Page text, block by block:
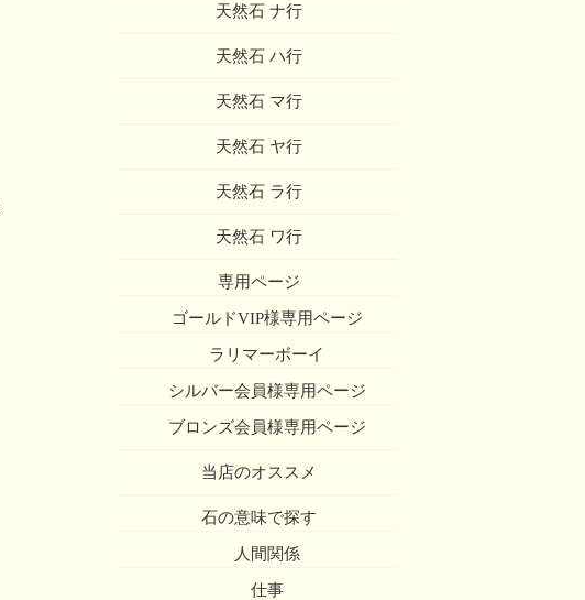
天然石 ナ行
天然石 ハ行
天然石 マ行
天然石 ヤ行
天然石 ラ行
天然石 ワ行
専用ページ
ゴールドVIP様専用ページ
ラリマーボーイ
シルバー会員様専用ページ
ブロンズ会員様専用ページ
当店のオススメ
石の意味で探す
人間関係
仕事